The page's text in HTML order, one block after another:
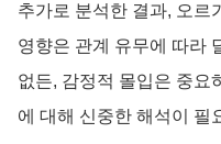
추가로 분석한 결과, 오르
영향은 관계 유무에 따라
없든, 감정적 몰입은 중요
에 대해 신중한 해석이 필